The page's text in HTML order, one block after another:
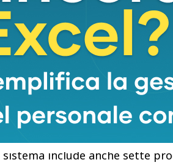
utilizza un sistema di
integrato o i programmi di
rimanente funziona
a piattaforme di ciclismo
resistenza per adattarsi ai
in meno di tre secondi per
include anche sette